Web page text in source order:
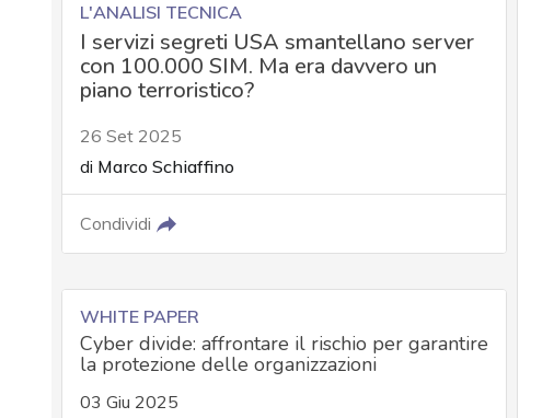
L'ANALISI TECNICA
I servizi segreti USA smantellano server
con 100.000 SIM. Ma era davvero un
piano terroristico?
26 Set 2025
di Marco Schiaffino
Condividi
WHITE PAPER
Cyber divide: affrontare il rischio per garantire
la protezione delle organizzazioni
03 Giu 2025